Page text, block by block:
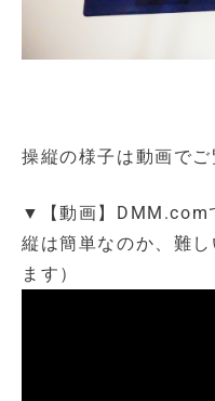
操縦の様子は動画でご
▼【動画】DMM.com
縦は簡単なのか、難
ます）